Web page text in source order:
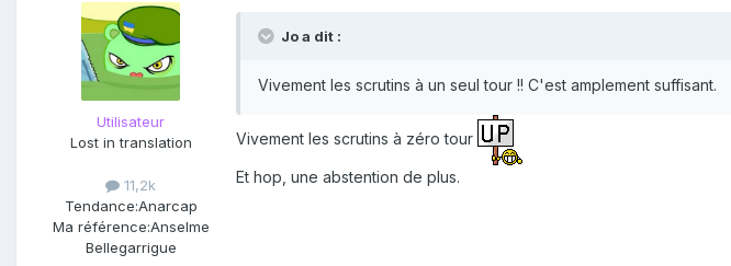
Utilisateur
Lost in translation
11,2k
Tendance:Anarcap
Ma référence:Anselme
Bellegarrigue
Jo a dit :
Vivement les scrutins à un seul tour !! C'est amplement suffisant.
Vivement les scrutins à zéro tour
Et hop, une abstention de plus.